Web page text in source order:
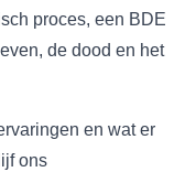
proces, een BDE
de dood en het
en wat er
ons